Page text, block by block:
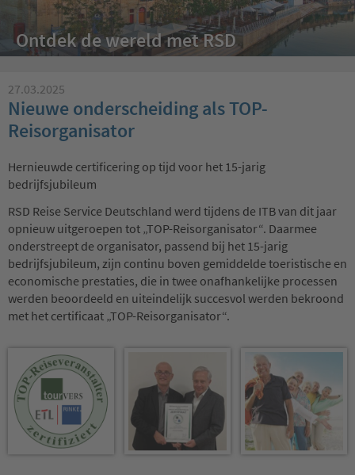
Ontdek de wereld met RSD
27.03.2025
Nieuwe onderscheiding als TOP-
Reisorganisator
Hernieuwde certificering op tijd voor het 15-jarig
bedrijfsjubileum
RSD Reise Service Deutschland werd tijdens de ITB van dit jaar
opnieuw uitgeroepen tot „TOP-Reisorganisator“. Daarmee
onderstreept de organisator, passend bij het 15-jarig
bedrijfsjubileum, zijn continu boven gemiddelde toeristische en
economische prestaties, die in twee onafhankelijke processen
werden beoordeeld en uiteindelijk succesvol werden bekroond
met het certificaat „TOP-Reisorganisator“.